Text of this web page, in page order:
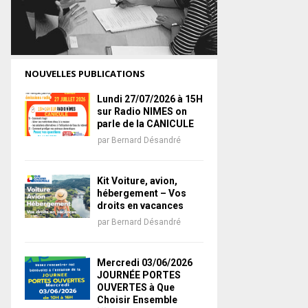
NOUVELLES PUBLICATIONS
Lundi 27/07/2026 à 15H
sur Radio NIMES on
parle de la CANICULE
par Bernard Désandré
Kit Voiture, avion,
hébergement – Vos
droits en vacances
par Bernard Désandré
Mercredi 03/06/2026
JOURNÉE PORTES
OUVERTES à Que
Choisir Ensemble